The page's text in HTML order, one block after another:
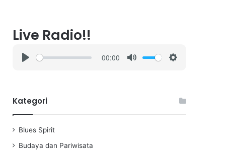
Live Radio!!
y
00:00
i
Kategori
Blues Spirit
Budaya dan Pariwisata